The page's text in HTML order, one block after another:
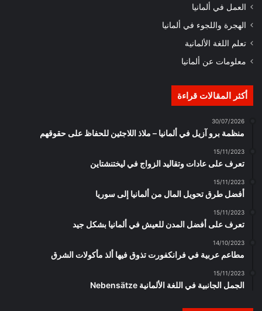
العمل في ألمانيا
الهجرة واللجوء في ألمانيا
تعلم اللغة الألمانية
معلومات عن ألمانيا
أكثر المقالات قراءة
30/07/2026
منظمة برو آزيل في ألمانيا – ملاذ اللاجئين للحفاظ على حقوقهم
15/11/2023
تعرف على عادات وتقاليد الزواج في ليختنشتاين
15/11/2023
أفضل طرق تحويل المال من ألمانيا إلى سوريا
15/11/2023
تعرف على أفضل المدن للعيش في ألمانيا بشكل جيد
14/10/2023
مطاعم عربية في فرانكفورت تذوق فيها ألذ مأكولات الشرق
15/11/2023
الجمل الجانبية في اللغة الألمانية Nebensätze